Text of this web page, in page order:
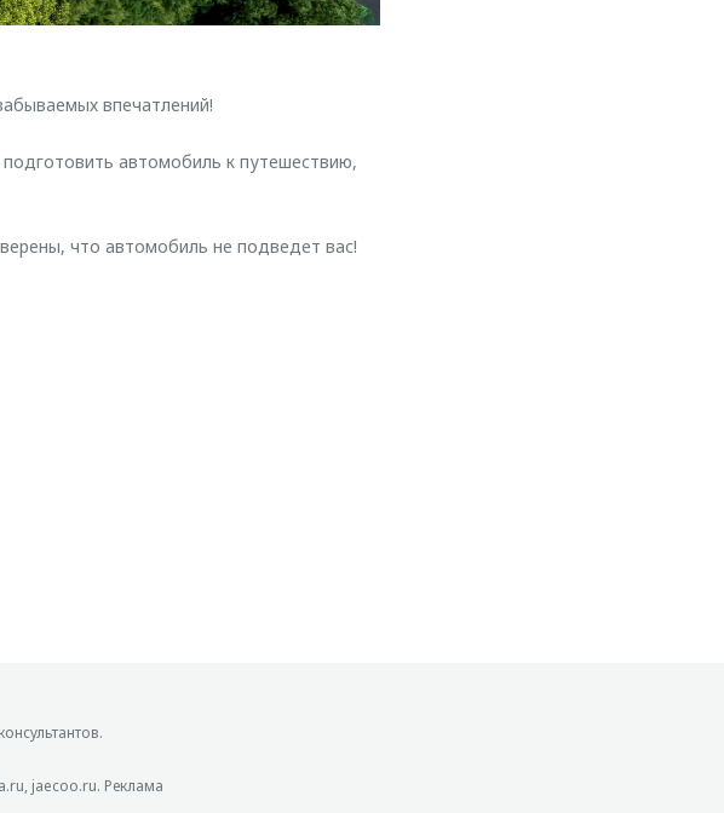
впечатлений!
автомобиль к путешествию,
что автомобиль не подведет вас!
jaecoo.ru. Реклама